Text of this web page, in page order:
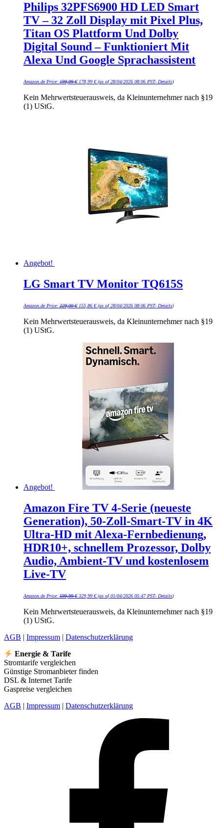
Philips 32PFS6900 HD LED Smart
TV – 32 Zoll Display mit Pixel Plus,
Titan OS Plattform Und Dolby
Digital Sound – Funktioniert Mit
Alexa Und Google Sprachassistent
Amazon.de Price: 199,99€
Ursprünglicher
Preis
199,99 €
178,99 €
Aktueller
Preis
178,99 €.
(as of 28/04/2026 08:06 PST- Details)
Kein Mehrwertsteuerausweis, da Kleinunternehmer nach §19
(1) UStG.
Angebot!
LG Smart TV Monitor TQ615S
Amazon.de Price: 229,00€Preis
155,86 €Preis
155,86 €.
(as of 28/04/2026 08:06 PST- Details)
Kein Mehrwertsteuerausweis, da Kleinunternehmer nach §19
(1) UStG.
Angebot!
Amazon Fire TV 4-Serie (neueste
Generation), 50-Zoll-Smart-TV in 4K
Ultra-HD mit Alexa-Fernbedienung,
HDR10+, schnellem Prozessor, Dolby
Audio, Ambient-TV und kostenlosem
Live-TV
Amazon.de Price: 599,99€Preis
329,99 €Preis
329,99 €.
(as of 01/04/2026 05:47 PST- Details)
Kein Mehrwertsteuerausweis, da Kleinunternehmer nach §19
(1) UStG.
AGB | Impressum | Datenschutzerklärung
Energie & Tarife
Stromtarife vergleichen
Günstige Stromanbieter finden
DSL & Internet Tarife
Gaspreise vergleichen
AGB | Impressum | Datenschutzerklärung